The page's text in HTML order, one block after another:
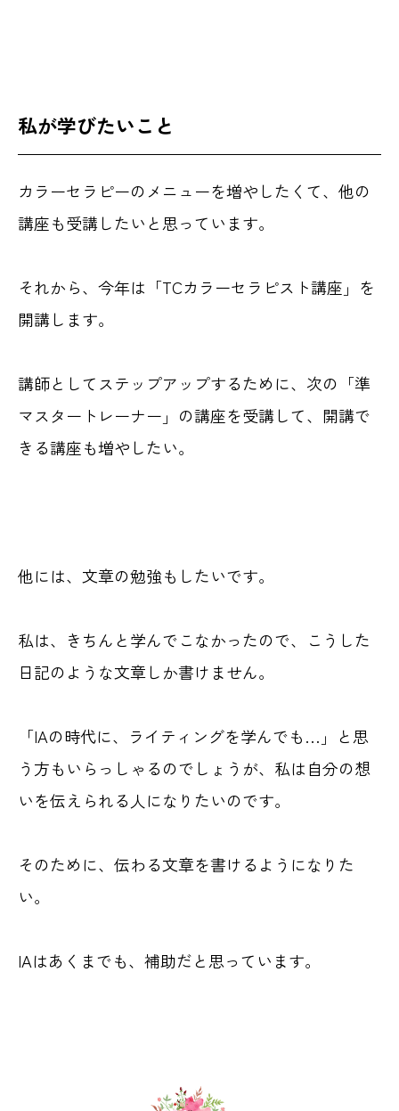
私が学びたいこと
カラーセラピーのメニューを増やしたくて、他の
講座も受講したいと思っています。
それから、今年は「TCカラーセラピスト講座」を
開講します。
講師としてステップアップするために、次の「準
マスタートレーナー」の講座を受講して、開講で
きる講座も増やしたい。
他には、文章の勉強もしたいです。
私は、きちんと学んでこなかったので、こうした
日記のような文章しか書けません。
「IAの時代に、ライティングを学んでも…」と思
う方もいらっしゃるのでしょうが、私は自分の想
いを伝えられる人になりたいのです。
そのために、伝わる文章を書けるようになりた
い。
IAはあくまでも、補助だと思っています。
カラーセラピストをしているのは、フリーで活動でき